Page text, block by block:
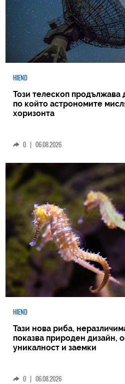
HIEND
Този телескоп продължава
по който астрономите
хоризонта
0 | 06.08.2026
HIEND
Тази нова риба,
показва природен дизайн,
уникалност и заемки
0 | 06.08.2026